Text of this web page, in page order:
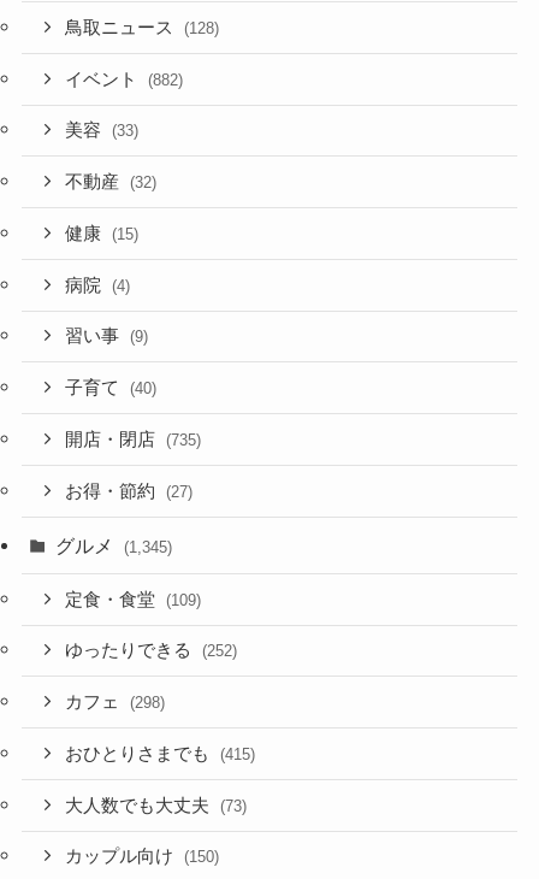
鳥取ニュース (128)
イベント (882)
美容 (33)
不動産 (32)
健康 (15)
病院 (4)
習い事 (9)
子育て (40)
開店・閉店 (735)
お得・節約 (27)
グルメ (1,345)
定食・食堂 (109)
ゆったりできる (252)
カフェ (298)
おひとりさまでも (415)
大人数でも大丈夫 (73)
カップル向け (150)